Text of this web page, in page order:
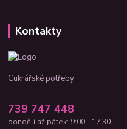
Kontakty
Cukrářské potřeby
739 747 448
pondělí až pátek: 9:00 - 17:30